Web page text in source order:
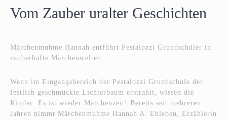
Vom Zauber uralter Geschichten
Märchenmuhme Hannah entführt Pestalozzi Grundschüler in
zauberhafte Märchenwelten
Wenn im Eingangsbereich der Pestalozzi Grundschule der
festlich geschmückte Lichterbaum erstrahlt, wissen die
Kinder: Es ist wieder Märchenzeit! Bereits seit mehreren
Jahren nimmt Märchenmuhme Hannah A. Ehleben, Erzählerin